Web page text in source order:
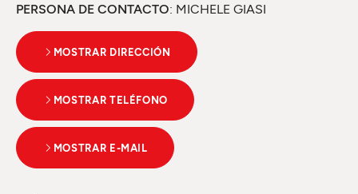
PERSONA DE CONTACTO: MICHELE GIASI
MOSTRAR DIRECCIÓN
MOSTRAR TELÉFONO
MOSTRAR E-MAIL